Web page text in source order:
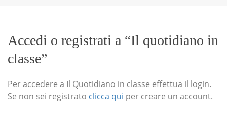
Accedi o registrati a “Il quotidiano in
classe”
Per accedere a Il Quotidiano in classe effettua il login.
Se non sei registrato clicca qui per creare un account.